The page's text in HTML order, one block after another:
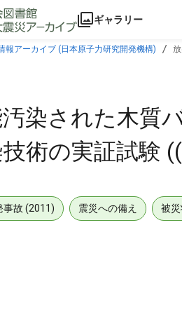
ギャラリー
報アーカイブ (日本原子力研究開発機構)
染された木質
術の実証試験
事故 (2011) 震災への備え 被災